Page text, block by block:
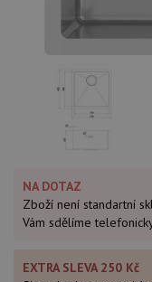
NA DOTAZ
Zboží není standartní
Vám sdělíme
EXTRA SLEVA 250 Kč